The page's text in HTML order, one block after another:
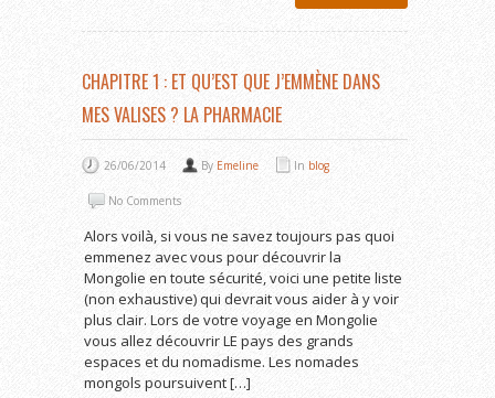
CHAPITRE 1 : ET QU’EST QUE J’EMMÈNE DANS
MES VALISES ? LA PHARMACIE
26/06/2014 By Emeline In blog
No Comments
Alors voilà, si vous ne savez toujours pas quoi
emmenez avec vous pour découvrir la
Mongolie en toute sécurité, voici une petite liste
(non exhaustive) qui devrait vous aider à y voir
plus clair. Lors de votre voyage en Mongolie
vous allez découvrir LE pays des grands
espaces et du nomadisme. Les nomades
mongols poursuivent […]